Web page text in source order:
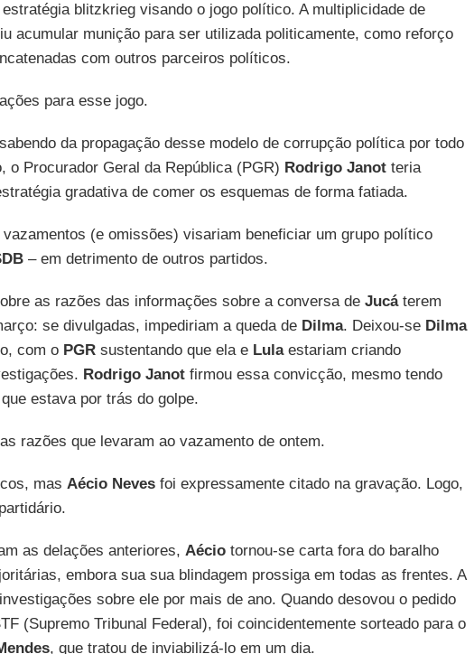
blitzkrieg visando o jogo político. A multiplicidade de
acumular munição para ser utilizada politicamente, como reforço
com outros parceiros políticos.
para esse jogo.
da propagação desse modelo de corrupção política por todo
o Procurador Geral da República (PGR) Rodrigo Janotteria
gradativa de comer os esquemas de forma fatiada.
(e omissões) visariam beneficiar um grupo político
– em detrimento de outros partidos.
as razões das informações sobre a conversa de Jucáterem
se divulgadas, impediriam a queda de Dilma. Deixou-se Dilma
com o PGRsustentando que ela e Lulaestariam criando
Rodrigo Janotfirmou essa convicção, mesmo tendo
estava por trás do golpe.
razões que levaram ao vazamento de ontem.
mas Aécio Nevesfoi expressamente citado na gravação. Logo,
as delações anteriores, Aéciotornou-se carta fora do baralho
embora sua sua blindagem prossiga em todas as frentes. A
sobre ele por mais de ano. Quando desovou o pedido
(Supremo Tribunal Federal), foi coincidentemente sorteado para o
, que tratou de inviabilizá-lo em um dia.